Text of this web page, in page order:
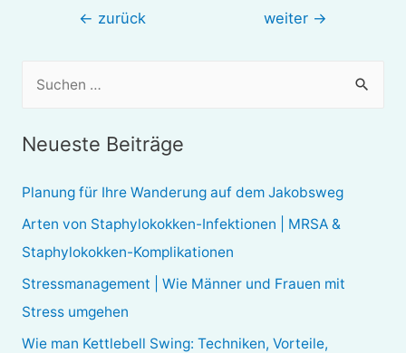
Beitragsnavigation
← zurück weiter →
e
n
n
Neueste Beiträge
Planung für Ihre Wanderung auf dem Jakobsweg
Arten von Staphylokokken-Infektionen | MRSA &
Staphylokokken-Komplikationen
Stressmanagement | Wie Männer und Frauen mit
Stress umgehen
Wie man Kettlebell Swing: Techniken, Vorteile,